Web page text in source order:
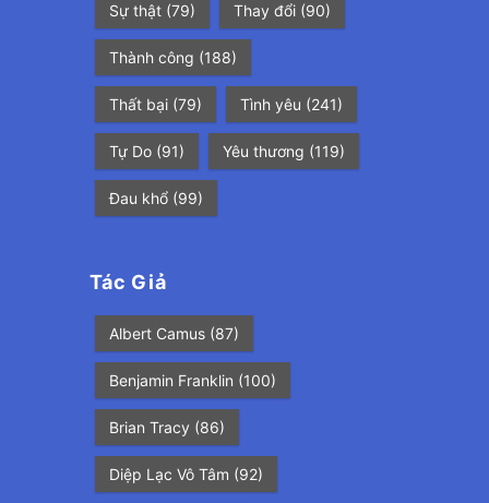
Sự thật(79) Thay đổi(90)
Thành công (188)
Thất bại(79) Tình yêu (241)
Tự Do(91) Yêu thương (119)
Đau khổ(99)
Tác Giả
Albert Camus(87)
Benjamin Franklin (100)
Brian Tracy (86)
Diệp Lạc Vô Tâm (92)